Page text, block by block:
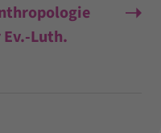
Luth.